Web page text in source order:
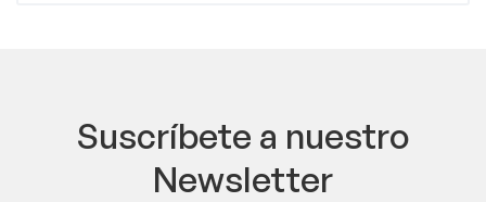
Suscríbete a nuestro
Newsletter